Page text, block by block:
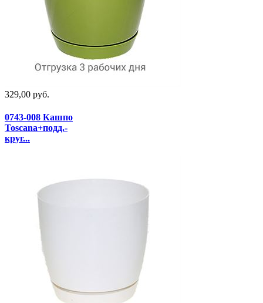
329,00 руб.
0743-008 Кашпо
Toscana+подд.-
круг...